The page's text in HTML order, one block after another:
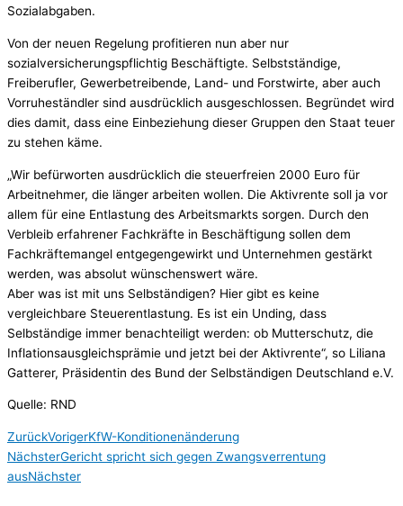
Sozialabgaben.
Von der neuen Regelung profitieren nun aber nur
sozialversicherungspflichtig Beschäftigte. Selbstständige,
Freiberufler, Gewerbetreibende, Land- und Forstwirte, aber auch
Vorruheständler sind ausdrücklich ausgeschlossen. Begründet wird
dies damit, dass eine Einbeziehung dieser Gruppen den Staat teuer
zu stehen käme.
„Wir befürworten ausdrücklich die steuerfreien 2000 Euro für
Arbeitnehmer, die länger arbeiten wollen. Die Aktivrente soll ja vor
allem für eine Entlastung des Arbeitsmarkts sorgen. Durch den
Verbleib erfahrener Fachkräfte in Beschäftigung sollen dem
Fachkräftemangel entgegengewirkt und Unternehmen gestärkt
werden, was absolut wünschenswert wäre.
Aber was ist mit uns Selbständigen? Hier gibt es keine
vergleichbare Steuerentlastung. Es ist ein Unding, dass
Selbständige immer benachteiligt werden: ob Mutterschutz, die
Inflationsausgleichsprämie und jetzt bei der Aktivrente“, so Liliana
Gatterer, Präsidentin des Bund der Selbständigen Deutschland e.V.
Quelle: RND
ZurückVorigerKfW-Konditionenänderung
NächsterGericht spricht sich gegen Zwangsverrentung
ausNächster